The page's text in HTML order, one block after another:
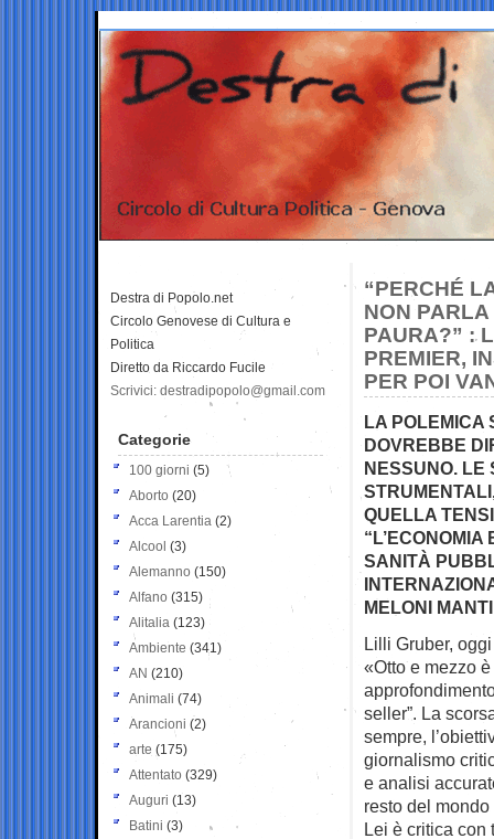
“PERCHÉ
NON
PAURA?” :
PREMIER,
PER POI
LA POLEMICA
DOVREBBE
NESSUNO. LE
QUELLA
SANITÀ
MELONI
Lilli Gruber,
«Otto e mezzo
seller”. La
sempre,
giornalismo
e analisi
resto del
Lei è critica con
Destra di Popolo.net
Circolo Genovese di Cultura e
Politica
Diretto da Riccardo Fucile
Scrivici: destradipopolo@gmail.com
Categorie
100 giorni (5)
Aborto (20)
Acca Larentia (2)
Alcool (3)
Alemanno (150)
Alfano (315)
Alitalia (123)
Ambiente (341)
AN (210)
Animali (74)
Arancioni (2)
arte (175)
Attentato (329)
Auguri (13)
Batini (3)